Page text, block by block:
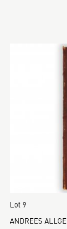
Lot 9
ANDREES